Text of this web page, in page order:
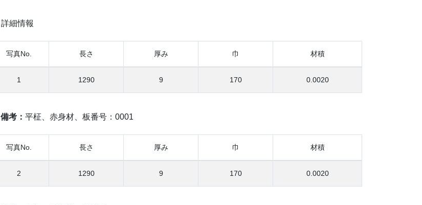
詳細情報
写真No. 長さ 厚み 巾 材積
1 1290 9 170 0.0020
備考： 平柾、赤身材、板番号：0001
写真No. 長さ 厚み 巾 材積
2 1290 9 170 0.0020